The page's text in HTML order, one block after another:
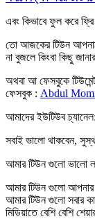
এবং কিভাবে ফুল করে
তো আজকের টিউন
না বুজলে কিংবা কিছু
অথবা আ ফেসবুকে
ফেসবুক : Abdul
আমাদের ইউটিউব চ্যানেল:
সবাই ভালো থাকবেন,
আমার টিউন গুলো ভালো
আমার টিউন গুলো আপনার
আমার টিউন গুলো সবার
মিডিয়াতে বেশি বেশি